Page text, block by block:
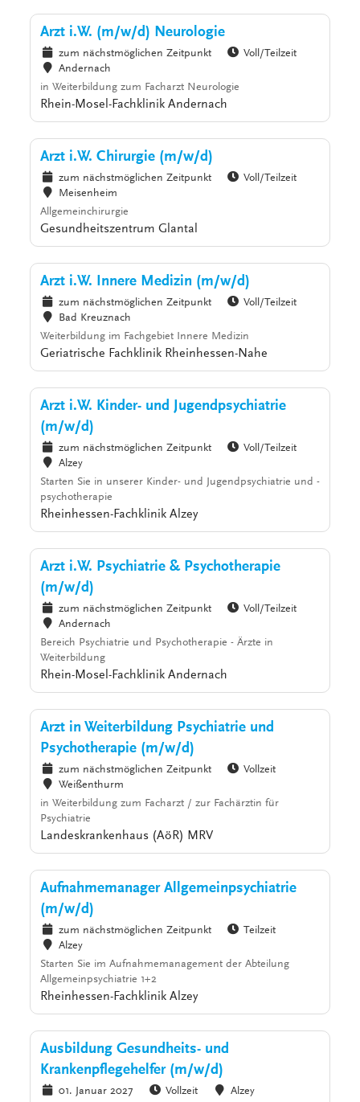
Arzt i.W. (m/w/d) Neurologie
zum nächstmöglichen Zeitpunkt
Voll/Teilzeit
Andernach
in Weiterbildung zum Facharzt Neurologie
Rhein-Mosel-Fachklinik Andernach
Arzt i.W. Chirurgie (m/w/d)
zum nächstmöglichen Zeitpunkt
Voll/Teilzeit
Meisenheim
Allgemeinchirurgie
Gesundheitszentrum Glantal
Arzt i.W. Innere Medizin (m/w/d)
zum nächstmöglichen Zeitpunkt
Voll/Teilzeit
Bad Kreuznach
Weiterbildung im Fachgebiet Innere Medizin
Geriatrische Fachklinik Rheinhessen-Nahe
Arzt i.W. Kinder- und Jugendpsychiatrie
(m/w/d)
zum nächstmöglichen Zeitpunkt
Voll/Teilzeit
Alzey
Starten Sie in unserer Kinder- und Jugendpsychiatrie und -
psychotherapie
Rheinhessen-Fachklinik Alzey
Arzt i.W. Psychiatrie & Psychotherapie
(m/w/d)
zum nächstmöglichen Zeitpunkt
Voll/Teilzeit
Andernach
Bereich Psychiatrie und Psychotherapie - Ärzte in
Weiterbildung
Rhein-Mosel-Fachklinik Andernach
Arzt in Weiterbildung Psychiatrie und
Psychotherapie (m/w/d)
zum nächstmöglichen Zeitpunkt
Vollzeit
Weißenthurm
in Weiterbildung zum Facharzt / zur Fachärztin für
Psychiatrie
Landeskrankenhaus (AöR) MRV
Aufnahmemanager Allgemeinpsychiatrie
(m/w/d)
zum nächstmöglichen Zeitpunkt
Teilzeit
Alzey
Starten Sie im Aufnahmemanagement der Abteilung
Allgemeinpsychiatrie 1+2
Rheinhessen-Fachklinik Alzey
Ausbildung Gesundheits- und
Krankenpflegehelfer (m/w/d)
01. Januar 2027 Vollzeit
Alzey